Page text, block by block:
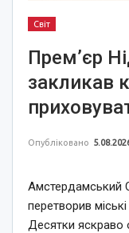
Світ
Прем’єр
закликав
Опубліковано
Амстердамський
перетворив
Десятки яскраво